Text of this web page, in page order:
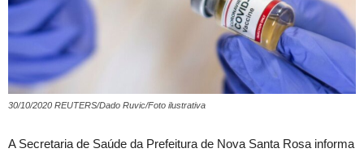
30/10/2020 REUTERS/Dado Ruvic/Foto ilustrativa
A Secretaria de Saúde da Prefeitura de Nova Santa Rosa informa